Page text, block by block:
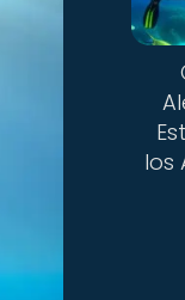
los